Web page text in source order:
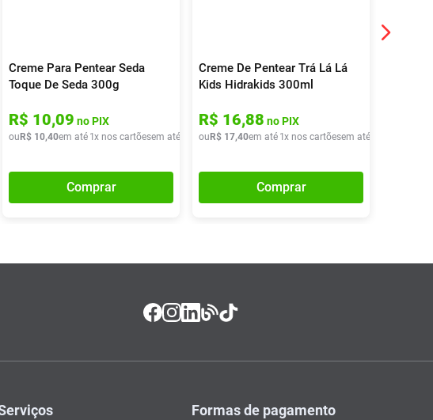
x deR$ 37,40
Creme Para Pentear Seda
Toque De Seda 300g
R$ 10,09 no PIX
ou R$ 10,40em até 1x nos cartõesem até x deR$ 10,40
Comprar
Creme De Pentear Trá Lá Lá
Kids Hidrakids 300ml
R$ 16,88 no PIX
ou R$ 17,40em até 1x nos cartõesem até
Comprar
Formas de pagamento